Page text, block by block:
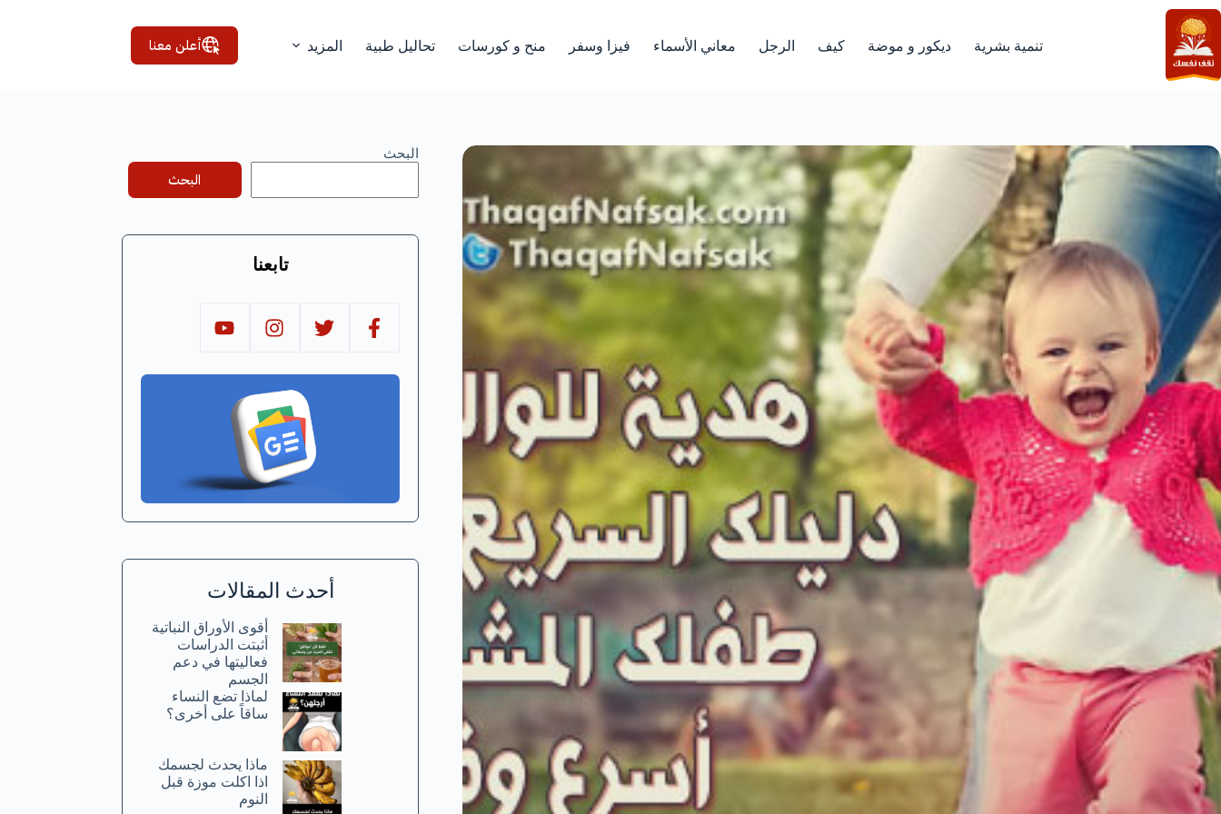
التجاوز
إلى
المحتوى
تنمية بشرية ديكور و موضة كيف الرجل معاني الأسماء فيزا وسفر منح و كورسات تحاليل طبية المزيد أعلن معنا
البحث
البحث
تابعنا
أحدث المقالات
أقوى الأوراق النباتية
أثبتت الدراسات
فعاليتها في دعم
الجسم
لماذا تضع النساء
ساقاً على أخرى؟
ماذا يحدث لجسمك
اذا اكلت موزة قبل
النوم